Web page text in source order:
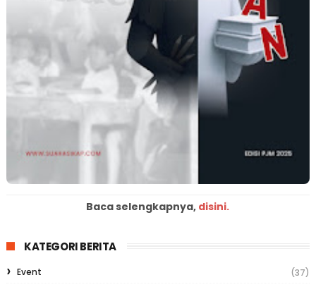
Baca selengkapnya, disini.
KATEGORI BERITA
Event
(37)